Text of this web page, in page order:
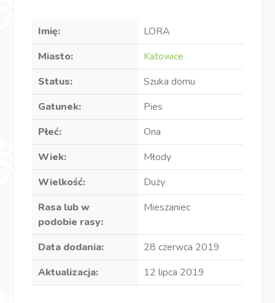
Imię:
LORA
Miasto:
Katowice
Status:
Szuka domu
Gatunek:
Pies
Płeć:
Ona
Wiek:
Młody
Wielkość:
Duży
Rasa lub w
podobie rasy:
Mieszaniec
Data dodania:
28 czerwca 2019
Aktualizacja:
12 lipca 2019